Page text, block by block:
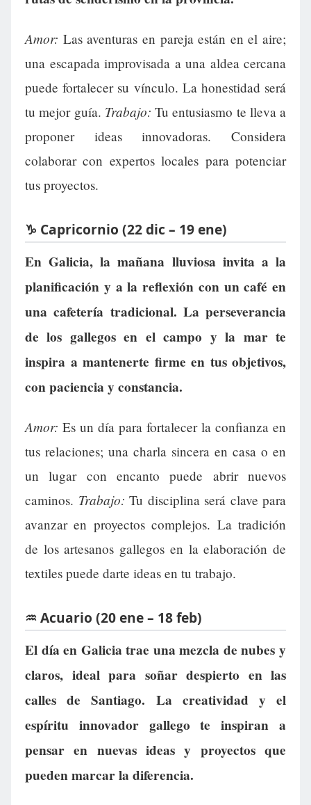
Amor: Las aventuras en pareja están en el aire;
una escapada improvisada a una aldea cercana
puede fortalecer su vínculo. La honestidad será
tu mejor guía. Trabajo: Tu entusiasmo te lleva a
proponer ideas innovadoras. Considera
colaborar con expertos locales para potenciar
tus proyectos.
♑ Capricornio (22 dic – 19 ene)
En Galicia, la mañana lluviosa invita a la
planificación y a la reflexión con un café en
una cafetería tradicional. La perseverancia
de los gallegos en el campo y la mar te
inspira a mantenerte firme en tus objetivos,
con paciencia y constancia.
Amor: Es un día para fortalecer la confianza en
tus relaciones; una charla sincera en casa o en
un lugar con encanto puede abrir nuevos
caminos. Trabajo: Tu disciplina será clave para
avanzar en proyectos complejos. La tradición
de los artesanos gallegos en la elaboración de
textiles puede darte ideas en tu trabajo.
♒ Acuario (20 ene – 18 feb)
El día en Galicia trae una mezcla de nubes y
claros, ideal para soñar despierto en las
calles de Santiago. La creatividad y el
espíritu innovador gallego te inspiran a
pensar en nuevas ideas y proyectos que
pueden marcar la diferencia.